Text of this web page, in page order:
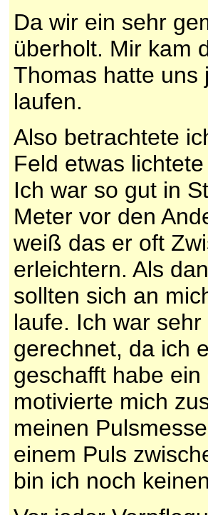
Da wir ein sehr
überholt. Mir kam
Thomas hatte uns
laufen.
Also betrachtete
Feld etwas
Ich war so gut in
Meter vor den
weiß das er oft
erleichtern. Als
sollten sich an
laufe. Ich war
gerechnet, da ich
geschafft habe
motivierte mich
meinen
einem Puls
bin ich noch